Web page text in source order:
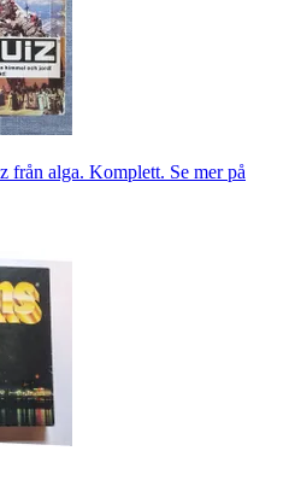
från alga. Komplett. Se mer på